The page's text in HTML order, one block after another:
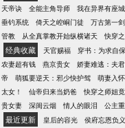
天帝诀
全能主角导师 我在异界有座城
垂钓系统
倚天之崆峒门徒 万古第一剑
管教
从全真掌教开始纵横诸天 快穿
经典收藏 天官赐福 穿书：为求自
农妻超有钱
燕京贵女 娇妻难逃：夫
帝
萌狐要逆天：邪少快护驾 萌妻入
太女！
仙帝归来当奶爸 快穿之师姐
贵女妻
深闺云烟 情人的眼泪 公主
最近更新 皇后的容光 侯府忘恩负